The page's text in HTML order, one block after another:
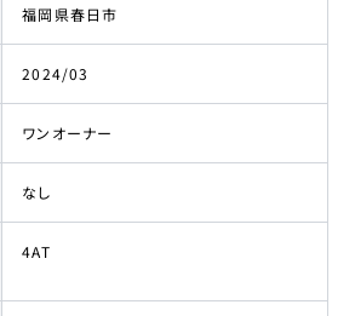
福岡県春日市
2024/03
ワンオーナー
なし
4AT